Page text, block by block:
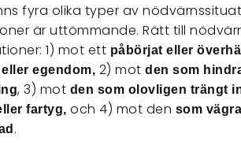
fyra olika typer av
är uttömmande. Rätt till
1) mot ett påbörjat eller
egendom, 2) motden som
, 3) mot den som olovligen trängt
fartyg,och 4) mot den som
.